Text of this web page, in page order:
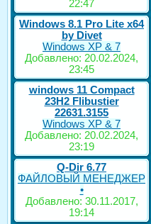
22:47
Windows 8.1 Pro Lite x64
by Divet
Windows XP & 7
Добавлено: 20.02.2024,
23:45
windows 11 Compact
23H2 Flibustier
22631.3155
Windows XP & 7
Добавлено: 20.02.2024,
23:19
Q-Dir 6.77
ФАЙЛОВЫЙ МЕНЕДЖЕР
•
Добавлено: 30.11.2017,
19:14